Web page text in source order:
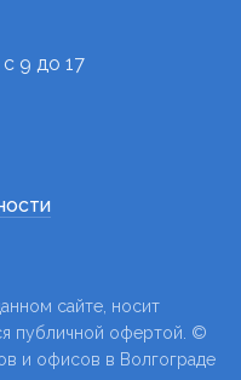
9 до 17
сайте, носит
публичной офертой. ©
и офисов в Волгограде